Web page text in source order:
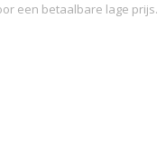
een betaalbare lage prijs.